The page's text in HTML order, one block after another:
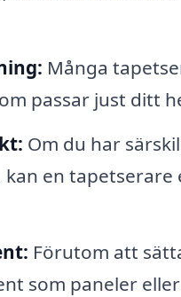
Många
passar just ditt
Om du har
en
Förutom att
som paneler